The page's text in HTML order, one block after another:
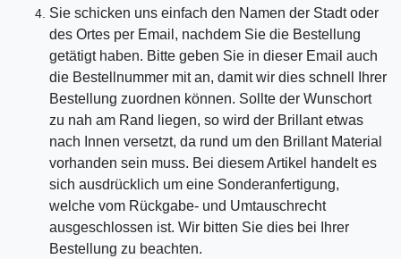
Sie schicken uns einfach den Namen der Stadt oder
des Ortes per Email, nachdem Sie die Bestellung
getätigt haben. Bitte geben Sie in dieser Email auch
die Bestellnummer mit an, damit wir dies schnell Ihrer
Bestellung zuordnen können. Sollte der Wunschort
zu nah am Rand liegen, so wird der Brillant etwas
nach Innen versetzt, da rund um den Brillant Material
vorhanden sein muss. Bei diesem Artikel handelt es
sich ausdrücklich um eine Sonderanfertigung,
welche vom Rückgabe- und Umtauschrecht
ausgeschlossen ist. Wir bitten Sie dies bei Ihrer
Bestellung zu beachten.